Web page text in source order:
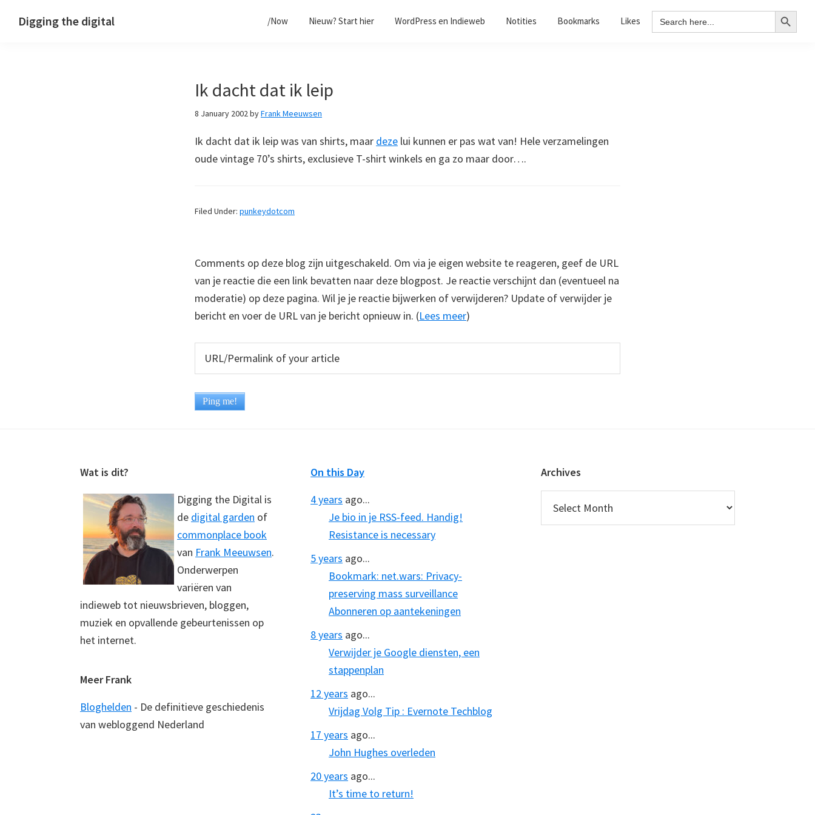
Digging the digital /Now Nieuw? Start hier WordPress en Indieweb Notities Bookmarks Likes Search
for:
Search Button
Ik dacht dat ik leip
8 January 2002byFrank Meeuwsen
Ik dacht dat ik leip was van shirts, maar deze lui kunnen er pas wat van! Hele verzamelingen
oude vintage 70’s shirts, exclusieve T-shirt winkels en ga zo maar door….
Filed Under: punkeydotcom
Comments op deze blog zijn uitgeschakeld. Om via je eigen website te reageren, geef de URL
van je reactie die een link bevatten naar deze blogpost. Je reactie verschijnt dan (eventueel na
moderatie) op deze pagina. Wil je je reactie bijwerken of verwijderen? Update of verwijder je
bericht en voer de URL van je bericht opnieuw in. (Lees meer)
Wat is dit?
Digging the Digital is
de digital garden of
commonplace book
van Frank Meeuwsen.
Onderwerpen
variëren van
indieweb tot nieuwsbrieven, bloggen,
muziek en opvallende gebeurtenissen op
het internet.
Meer Frank
Bloghelden - De definitieve geschiedenis
van webloggend Nederland
On this Day
4 years ago...
Je bio in je RSS-feed. Handig!
Resistance is necessary
5 years ago...
Bookmark: net.wars: Privacy-
preserving mass surveillance
Abonneren op aantekeningen
8 years ago...
Verwijder je Google diensten, een
stappenplan
12 years ago...
Vrijdag Volg Tip : Evernote Techblog
17 years ago...
John Hughes overleden
20 years ago...
It’s time to return!
Archives